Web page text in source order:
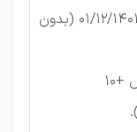
7. برگه اعزام به خدمت با تاریخ اعزام 01/12/1401 (بدون